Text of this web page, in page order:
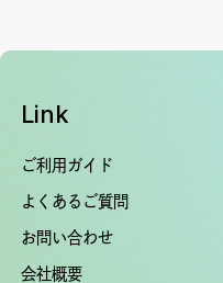
Link
ご利用ガイド
よくあるご質問
お問い合わせ
会社概要